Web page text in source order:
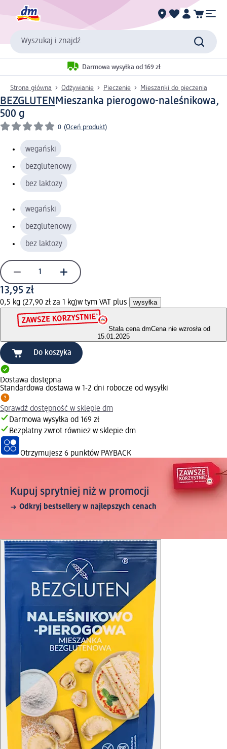
Wyszukaj i znajdź
Darmowa wysyłka od 169 zł
Strona główna Odżywianie Pieczenie Mieszanki do pieczenia
BEZGLUTENMieszanka pierogowo-naleśnikowa,
500 g
0 (Oceń produkt)
wegański
bezglutenowy
bez laktozy
wegański
bezglutenowy
bez laktozy
13,95 zł
0,5 kg (27,90 zł za 1 kg)w tym VAT plus wysyłka
Stała cena dmCena nie wzrosła od
15.01.2025
Do koszyka
Dostawa dostępna
Standardowa dostawa w 1-2 dni robocze od wysyłki
Sprawdź dostępność w sklepie dm
Darmowa wysyłka od 169 zł
Bezpłatny zwrot również w sklepie dm
Otrzymujesz 6 punktów PAYBACK
Kupuj sprytniej niż w promocji
Odkryj bestsellery w najlepszych cenach